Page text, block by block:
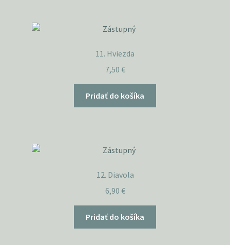
11. Hviezda
7,50 €
Pridať do košíka
12. Diavola
6,90 €
Pridať do košíka